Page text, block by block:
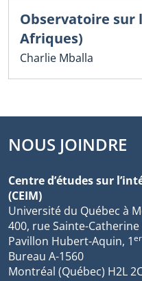
Observatoire sur
Afriques)
Charlie Mballa
NOUS JOINDRE
Centre d’études sur
(CEIM)
Université du Québec à
400, rue Sainte-Catherine
Pavillon Hubert-Aquin, 1er
Bureau A-1560
Montréal (Québec) H2L